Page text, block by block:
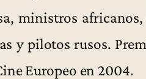
ministros
y pilotos rusos.
Europeo en 2004.